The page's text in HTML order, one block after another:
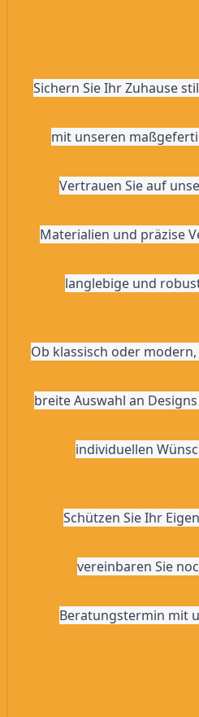
Sichern Sie Ihr Zuhause
mit unseren
Vertrauen Sie auf
Materialien und präzise
langlebige und
Ob klassisch oder
breite Auswahl an
individuellen
Schützen Sie Ihr
vereinbaren Sie
Beratungstermin mit